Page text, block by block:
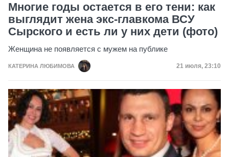
Многие годы остается в его тени: как
выглядит жена экс-главкома ВСУ
Сырского и есть ли у них дети (фото)
Женщина не появляется с мужем на публике
КАТЕРИНА ЛЮБИМОВА Дата
21 июля, 23:10